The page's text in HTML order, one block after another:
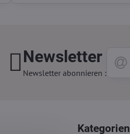
Newsletter
Newsletter abonnieren :
Kategorien